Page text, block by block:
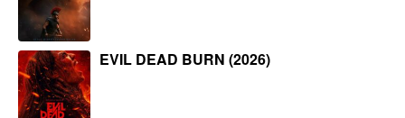
EVIL DEAD BURN (2026)